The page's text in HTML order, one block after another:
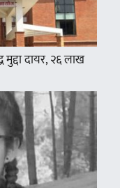
मुद्दा दायर, २६ लाख